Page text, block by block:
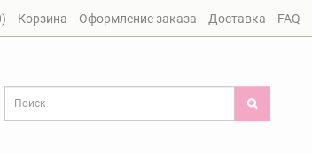
Корзина Оформление заказа Доставка FAQ